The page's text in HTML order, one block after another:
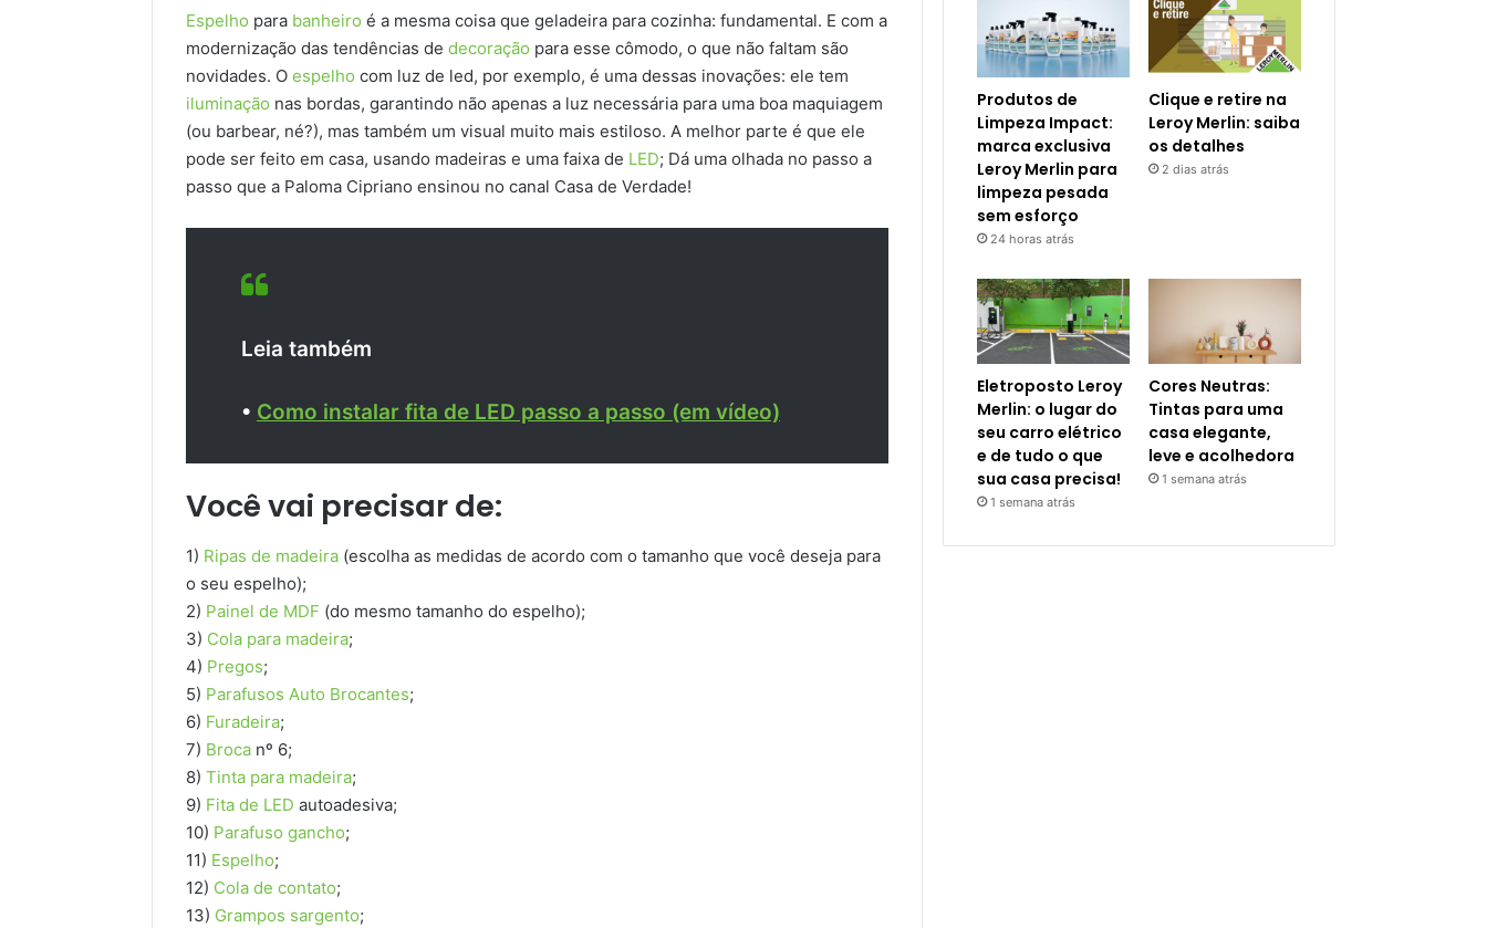
Espelho para banheiro é a mesma coisa que geladeira para cozinha: fundamental. E com a
modernização das tendências de decoração para esse cômodo, o que não faltam são
novidades. O espelho com luz de led, por exemplo, é uma dessas inovações: ele tem
iluminação nas bordas, garantindo não apenas a luz necessária para uma boa maquiagem
(ou barbear, né?), mas também um visual muito mais estiloso. A melhor parte é que ele
pode ser feito em casa, usando madeiras e uma faixa de LED; Dá uma olhada no passo a
passo que a Paloma Cipriano ensinou no canal Casa de Verdade!
Leia também
• Como instalar fita de LED passo a passo (em vídeo)
Você vai precisar de:
1) Ripas de madeira (escolha as medidas de acordo com o tamanho que você deseja para
o seu espelho);
2) Painel de MDF (do mesmo tamanho do espelho);
3) Cola para madeira;
4) Pregos;
5) Parafusos Auto Brocantes;
6) Furadeira;
7) Broca nº 6;
8) Tinta para madeira;
9) Fita de LED autoadesiva;
10) Parafuso gancho;
11) Espelho;
12) Cola de contato;
13) Grampos sargento;
Produtos de
Limpeza Impact:
marca exclusiva
Leroy Merlin para
limpeza pesada
sem esforço
24 horas atrás
Clique e retire na
Leroy Merlin: saiba
os detalhes
2 dias atrás
Eletroposto Leroy
Merlin: o lugar do
seu carro elétrico
e de tudo o que
sua casa precisa!
1 semana atrás
Cores Neutras:
Tintas para uma
casa elegante,
leve e acolhedora
1 semana atrás